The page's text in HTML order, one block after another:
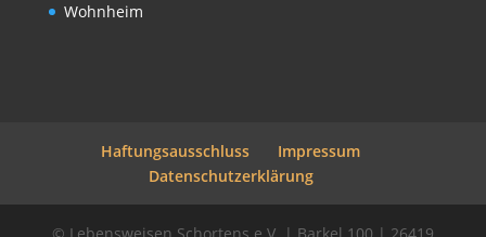
Wohnheim
Haftungsausschluss
Impressum
Datenschutzerklärung